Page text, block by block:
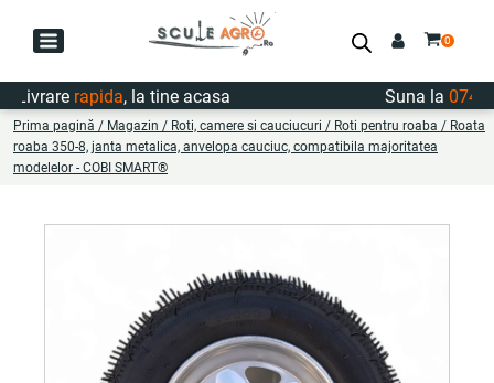
rapida, la tine acasa Suna la
Prima pagină / Magazin / Roti, camere si cauciucuri / Roti pentru roaba / Roata
roaba 350-8, janta metalica, anvelopa cauciuc, compatibila majoritatea
modelelor - COBI SMART®